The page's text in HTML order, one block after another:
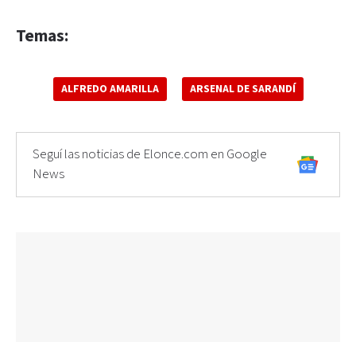
Temas:
ALFREDO AMARILLA ARSENAL DE SARANDÍ
Seguí las noticias de Elonce.com en Google
News